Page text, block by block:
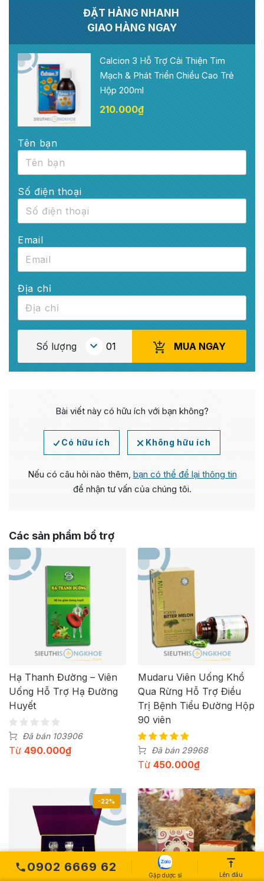
ĐẶT HÀNG NHANH
GIAO HÀNG NGAY
Calcion 3 Hỗ Trợ Cải Thiện Tim
Mạch & Phát Triển Chiều Cao Trẻ
Hộp 200ml
210.000₫
Tên bạn
Số điện thoại
Email
Địa chỉ
Số lượng MUA NGAY
Bài viết này có hữu ích với bạn không?
Có hữu ích Không hữu ích
Nếu có câu hỏi nào thêm, bạn có thể để lại thông tin
để nhận tư vấn của chúng tôi.
Các sản phẩm bổ trợ
Hạ Thanh Đường – Viên
Uống Hỗ Trợ Hạ Đường
Huyết
Đã bán 103906
Từ 490.000₫
Mudaru Viên Uống Khổ
Qua Rừng Hỗ Trợ Điều
Trị Bệnh Tiểu Đường Hộp
90 viên
Đã bán 29968
Từ 450.000₫
-22%
0902 6669 62
Gặp dược sĩ Lên đầu